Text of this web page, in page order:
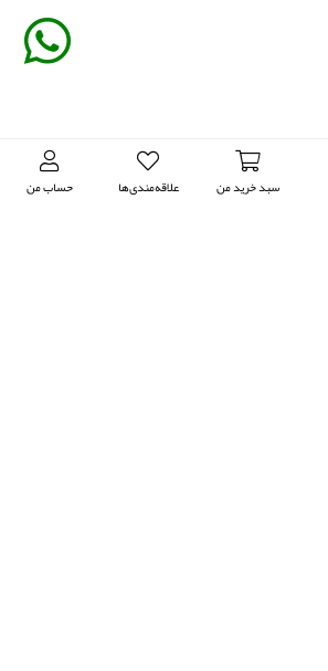
سبد خرید من علاقه‌مندی‌ها حساب من